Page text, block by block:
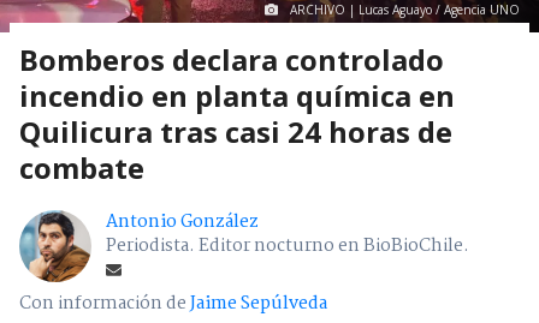
ARCHIVO | Lucas Aguayo / Agencia UNO
Bomberos declara controlado
incendio en planta química en
Quilicura tras casi 24 horas de
combate
Antonio González
Periodista. Editor nocturno en BioBioChile.
Con información deJaime Sepúlveda